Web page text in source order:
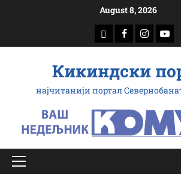
August 8, 2026
доwнлоад
Фацебоок
Кикиндски
најчитанији портал
Примарy